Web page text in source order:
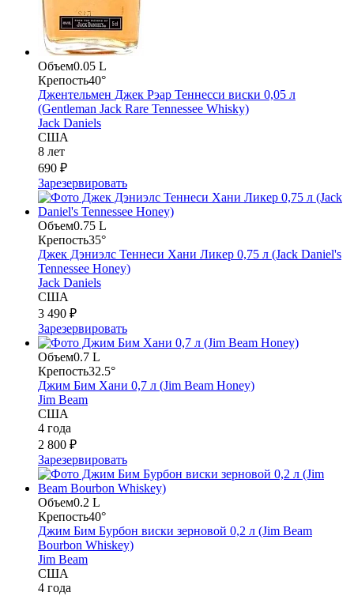
Объем0.05 L
Крепость40°
Джентельмен Джек Рэар Теннесси виски 0,05 л
(Gentleman Jack Rare Tennessee Whisky)
Jack Daniels
США
8 лет
690 ₽
Зарезервировать
Объем0.75 L
Крепость35°
Джек Дэниэлс Теннеси Хани Ликер 0,75 л (Jack Daniel's
Tennessee Honey)
Jack Daniels
США
3 490 ₽
Зарезервировать
Объем0.7 L
Крепость32.5°
Джим Бим Хани 0,7 л (Jim Beam Honey)
Jim Beam
США
4 года
2 800 ₽
Зарезервировать
Объем0.2 L
Крепость40°
Джим Бим Бурбон виски зерновой 0,2 л (Jim Beam
Bourbon Whiskey)
Jim Beam
США
4 года